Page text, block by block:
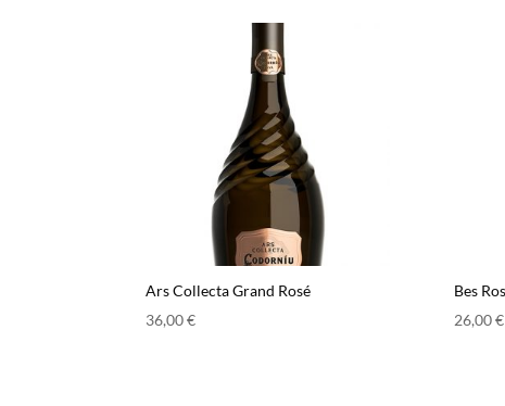
Ars Collecta Grand Rosé
36,00€
Bes
26,00€